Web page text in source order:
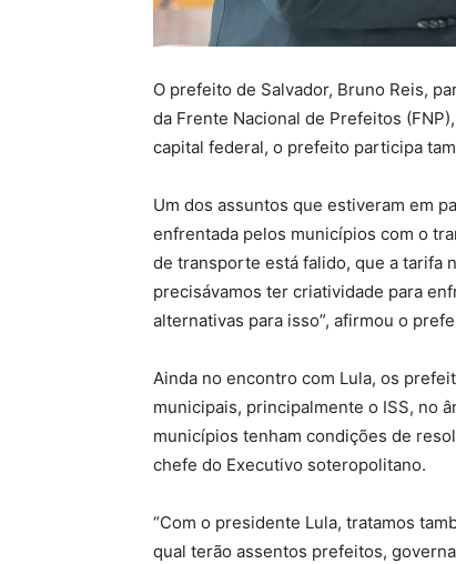
O prefeito de Salvador, Bruno Reis,
da Frente Nacional de Prefeitos
capital federal, o prefeito participa
Um dos assuntos que estiveram em
enfrentada pelos municípios com o
de transporte está falido, que a tarifa
precisávamos ter criatividade para
alternativas para isso”, afirmou o
Ainda no encontro com Lula, os
municipais, principalmente o ISS, no
municípios tenham condições de
chefe do Executivo soteropolitano.
“Com o presidente Lula, tratamos
qual terão assentos prefeitos,